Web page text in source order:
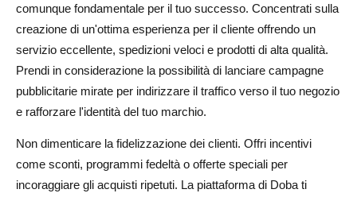
comunque fondamentale per il tuo successo. Concentrati sulla
creazione di un'ottima esperienza per il cliente offrendo un
servizio eccellente, spedizioni veloci e prodotti di alta qualità.
Prendi in considerazione la possibilità di lanciare campagne
pubblicitarie mirate per indirizzare il traffico verso il tuo negozio
e rafforzare l'identità del tuo marchio.
Non dimenticare la fidelizzazione dei clienti. Offri incentivi
come sconti, programmi fedeltà o offerte speciali per
incoraggiare gli acquisti ripetuti. La piattaforma di Doba ti